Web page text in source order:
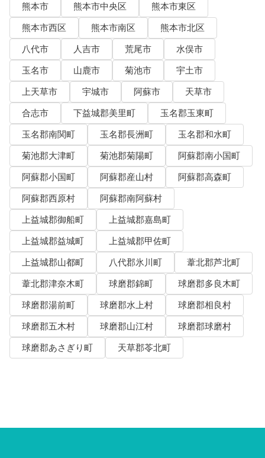
熊本市 熊本市中央区
熊本市東区
熊本市西区
熊本市南区
熊本市北区
八代市
人吉市 荒尾市
水俣市
玉名市
山鹿市 菊池市
宇土市
上天草市
宇城市 阿蘇市
天草市
合志市
下益城郡美里町
玉名郡玉東町
玉名郡南関町
玉名郡長洲町
玉名郡和水町
菊池郡大津町
菊池郡菊陽町
阿蘇郡南小国町
阿蘇郡小国町
阿蘇郡産山村
阿蘇郡高森町
阿蘇郡西原村
阿蘇郡南阿蘇村
上益城郡御船町
上益城郡嘉島町
上益城郡益城町
上益城郡甲佐町
上益城郡山都町
八代郡氷川町
葦北郡芦北町
葦北郡津奈木町
球磨郡錦町
球磨郡多良木町
球磨郡湯前町
球磨郡水上村
球磨郡相良村
球磨郡五木村
球磨郡山江村
球磨郡球磨村
球磨郡あさぎり町
天草郡苓北町